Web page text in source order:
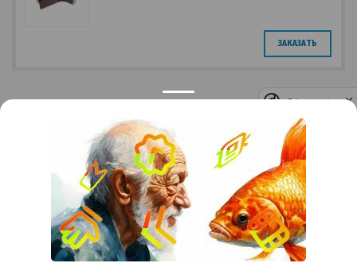
ЗАКАЗАТЬ
Тимашевск Темрюк
+7 (861) 298-41-90 +7 (861) 298-41-90
Российская, дом 269/10А
krov@krovsystem.com ЗАКАЗАТЬ ЗВОНОК
Privacy notice